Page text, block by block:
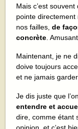
Mais c’est
pointe
nos failles,de
concrète .
Maintenant, je ne
doive toujours
et ne jamais
Je dis juste que
entendre et
dire, comme étant